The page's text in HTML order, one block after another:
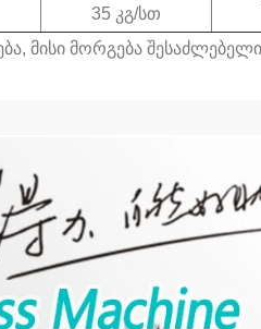
300-400 კგ/სთ სიმძლავრეს,
35 კგ/სთ
მისი მორგება